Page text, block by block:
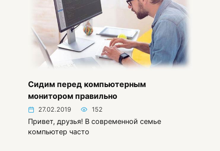
Сидим перед компьютерным
монитором правильно
27.02.2019 152
Привет, друзья! В современной семье
компьютер часто